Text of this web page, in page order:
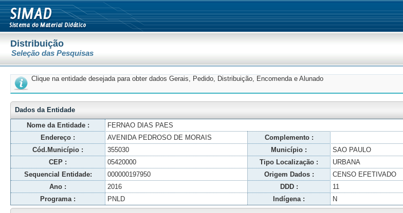
Distribuição
Seleção das Pesquisas
Clique na entidade desejada para obter dados Gerais, Pedido, Distribuição, Encomenda e Alunado
Dados da Entidade
Nome da Entidade :
FERNAO DIAS PAES
Endereço :
AVENIDA PEDROSO DE MORAIS Complemento :
Cód.Município :
355030 Município : SAO PAULO
CEP :
05420000 Tipo Localização : URBANA
Sequencial Entidade:
000000197950 Origem Dados : CENSO EFETIVADO
Ano :
2016 DDD : 11
Programa :
PNLD Indígena : N